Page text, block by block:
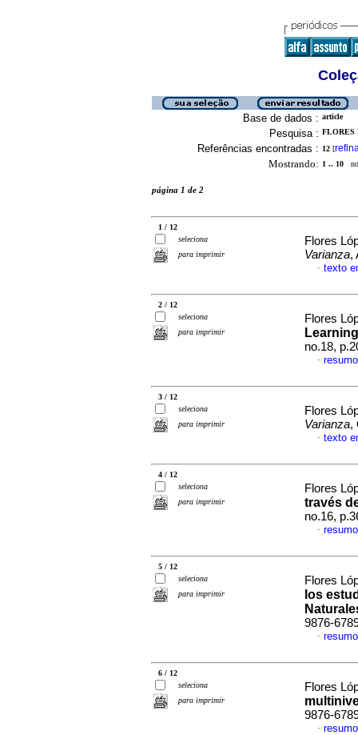
Base de dados : article
Pesquisa : FLORES
Referências encontradas : 12 [
Mostrando: 1 .. 10
página 1 de 2
1 / 12
seleciona
para imprimir
Flores
Varianza,
· texto
2 / 12
seleciona
para imprimir
Flores
no.18,
·
3 / 12
seleciona
para imprimir
Flores
Varianza,
· texto
4 / 12
seleciona
para imprimir
Flores
través
no.16,
·
5 / 12
seleciona
para imprimir
Flores
los
9876-
·
6 / 12
seleciona
para imprimir
Flores
9876-
·